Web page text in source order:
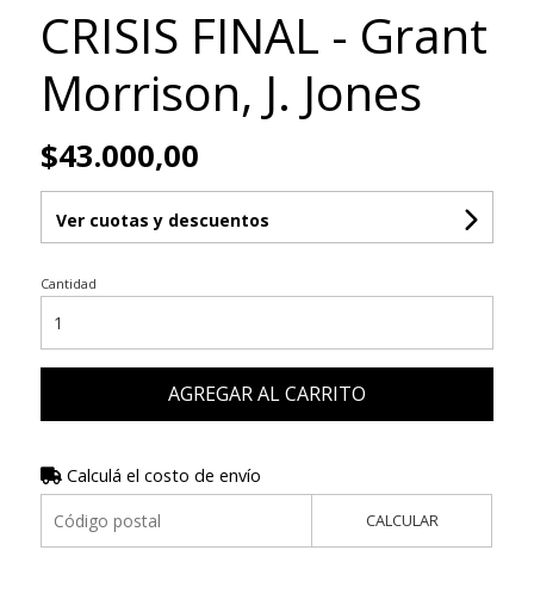
CRISIS FINAL - Grant
Morrison, J. Jones
$43.000,00
Ver cuotas y descuentos
Cantidad
AGREGAR AL CARRITO
Calculá el costo de envío
CALCULAR